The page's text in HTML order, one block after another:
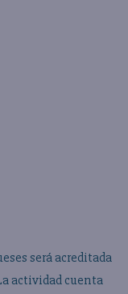
será acreditada
actividad cuenta